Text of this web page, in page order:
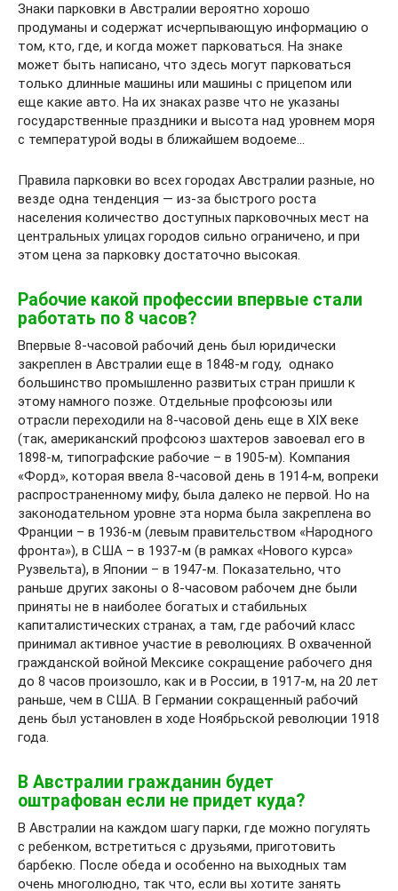
Знаки парковки в Австралии вероятно хорошо
продуманы и содержат исчерпывающую информацию о
том, кто, где, и когда может парковаться. На знаке
может быть написано, что здесь могут парковаться
только длинные машины или машины с прицепом или
еще какие авто. На их знаках разве что не указаны
государственные праздники и высота над уровнем моря
с температурой воды в ближайшем водоеме…
Правила парковки во всех городах Австралии разные, но
везде одна тенденция — из-за быстрого роста
населения количество доступных парковочных мест на
центральных улицах городов сильно ограничено, и при
этом цена за парковку достаточно высокая.
Рабочие какой профессии впервые стали
работать по 8 часов?
Впервые 8-часовой рабочий день был юридически
закреплен в Австралии еще в 1848-м году, однако
большинство промышленно развитых стран пришли к
этому намного позже. Отдельные профсоюзы или
отрасли переходили на 8-часовой день еще в XIX веке
(так, американский профсоюз шахтеров завоевал его в
1898-м, типографские рабочие – в 1905-м). Компания
«Форд», которая ввела 8-часовой день в 1914-м, вопреки
распространенному мифу, была далеко не первой. Но на
законодательном уровне эта норма была закреплена во
Франции – в 1936-м (левым правительством «Народного
фронта»), в США – в 1937-м (в рамках «Нового курса»
Рузвельта), в Японии – в 1947-м. Показательно, что
раньше других законы о 8-часовом рабочем дне были
приняты не в наиболее богатых и стабильных
капиталистических странах, а там, где рабочий класс
принимал активное участие в революциях. В охваченной
гражданской войной Мексике сокращение рабочего дня
до 8 часов произошло, как и в России, в 1917-м, на 20 лет
раньше, чем в США. В Германии сокращенный рабочий
день был установлен в ходе Ноябрьской революции 1918
года.
В Австралии гражданин будет
оштрафован если не придет куда?
В Австралии на каждом шагу парки, где можно погулять
с ребенком, встретиться с друзьями, приготовить
барбекю. После обеда и особенно на выходных там
очень многолюдно, так что, если вы хотите занять